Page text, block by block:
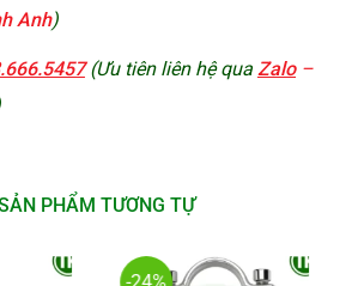
Anh)
(Ưu tiên liên hệ qua Zalo –
PHẨM TƯƠNG TỰ